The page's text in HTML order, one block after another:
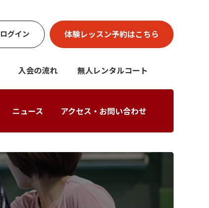
ログイン 体験レッスン予約はこちら
ニュース アクセス・お問い合わせ
入会の流れ 無人レンタルコート